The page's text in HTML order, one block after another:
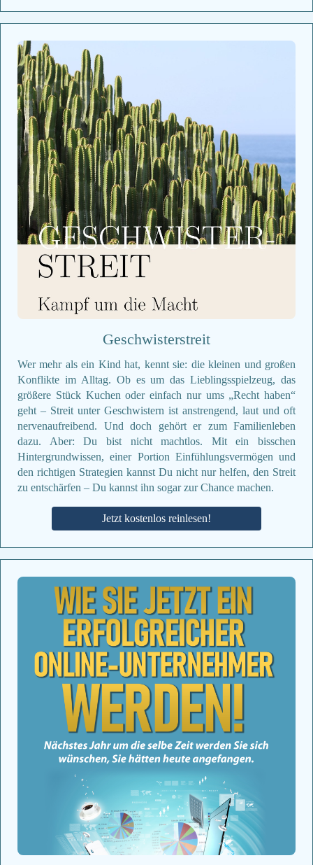
Geschwisterstreit
Wer mehr als ein Kind hat, kennt sie: die kleinen und großen
Konflikte im Alltag. Ob es um das Lieblingsspielzeug, das
größere Stück Kuchen oder einfach nur ums „Recht haben“
geht – Streit unter Geschwistern ist anstrengend, laut und oft
nervenaufreibend. Und doch gehört er zum Familienleben
dazu. Aber: Du bist nicht machtlos. Mit ein bisschen
Hintergrundwissen, einer Portion Einfühlungsvermögen und
den richtigen Strategien kannst Du nicht nur helfen, den Streit
zu entschärfen – Du kannst ihn sogar zur Chance machen.
Jetzt kostenlos reinlesen!